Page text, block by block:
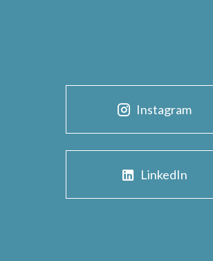
Instagram
LinkedIn